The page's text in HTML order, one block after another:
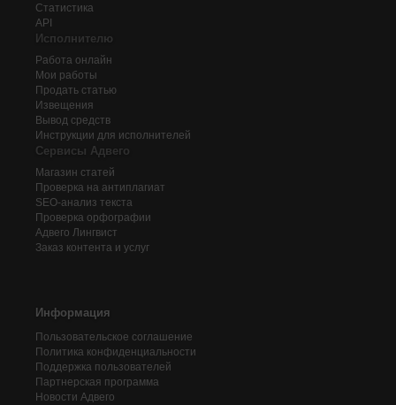
Статистика
API
Исполнителю
Работа онлайн
Мои работы
Продать статью
Извещения
Вывод средств
Инструкции для исполнителей
Сервисы Адвего
Магазин статей
Проверка на антиплагиат
SEO-анализ текста
Проверка орфографии
Адвего Лингвист
Заказ контента и услуг
Информация
Пользовательское соглашение
Политика конфиденциальности
Поддержка пользователей
Партнерская программа
Новости Адвего